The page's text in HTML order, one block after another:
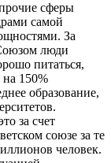
сферы
самой
За
люди
питаться,
150%
образование,
за счет
союзе за те
человек.